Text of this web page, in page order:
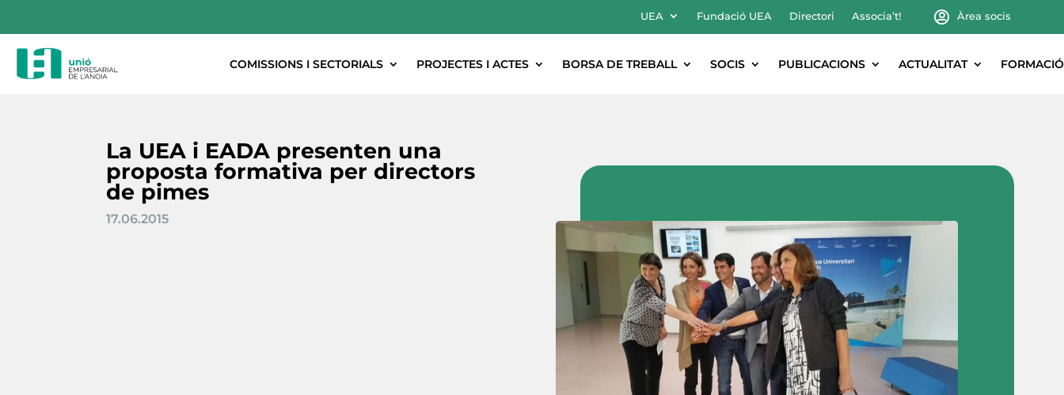
UEA Fundació UEA Directori Associa’t! Àrea socis
COMISSIONS I SECTORIALS PROJECTES I ACTES BORSA DE TREBALL SOCIS PUBLICACIONS ACTUALITAT FORMACIÓ
La UEA i EADA presenten una
proposta formativa per directors
de pimes
17.06.2015